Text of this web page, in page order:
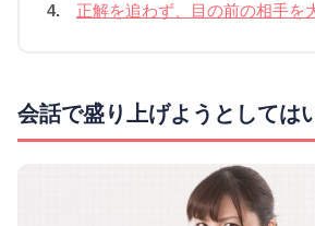
4. 正解を追わず、目の前の相手を
会話で盛り上げようとしては